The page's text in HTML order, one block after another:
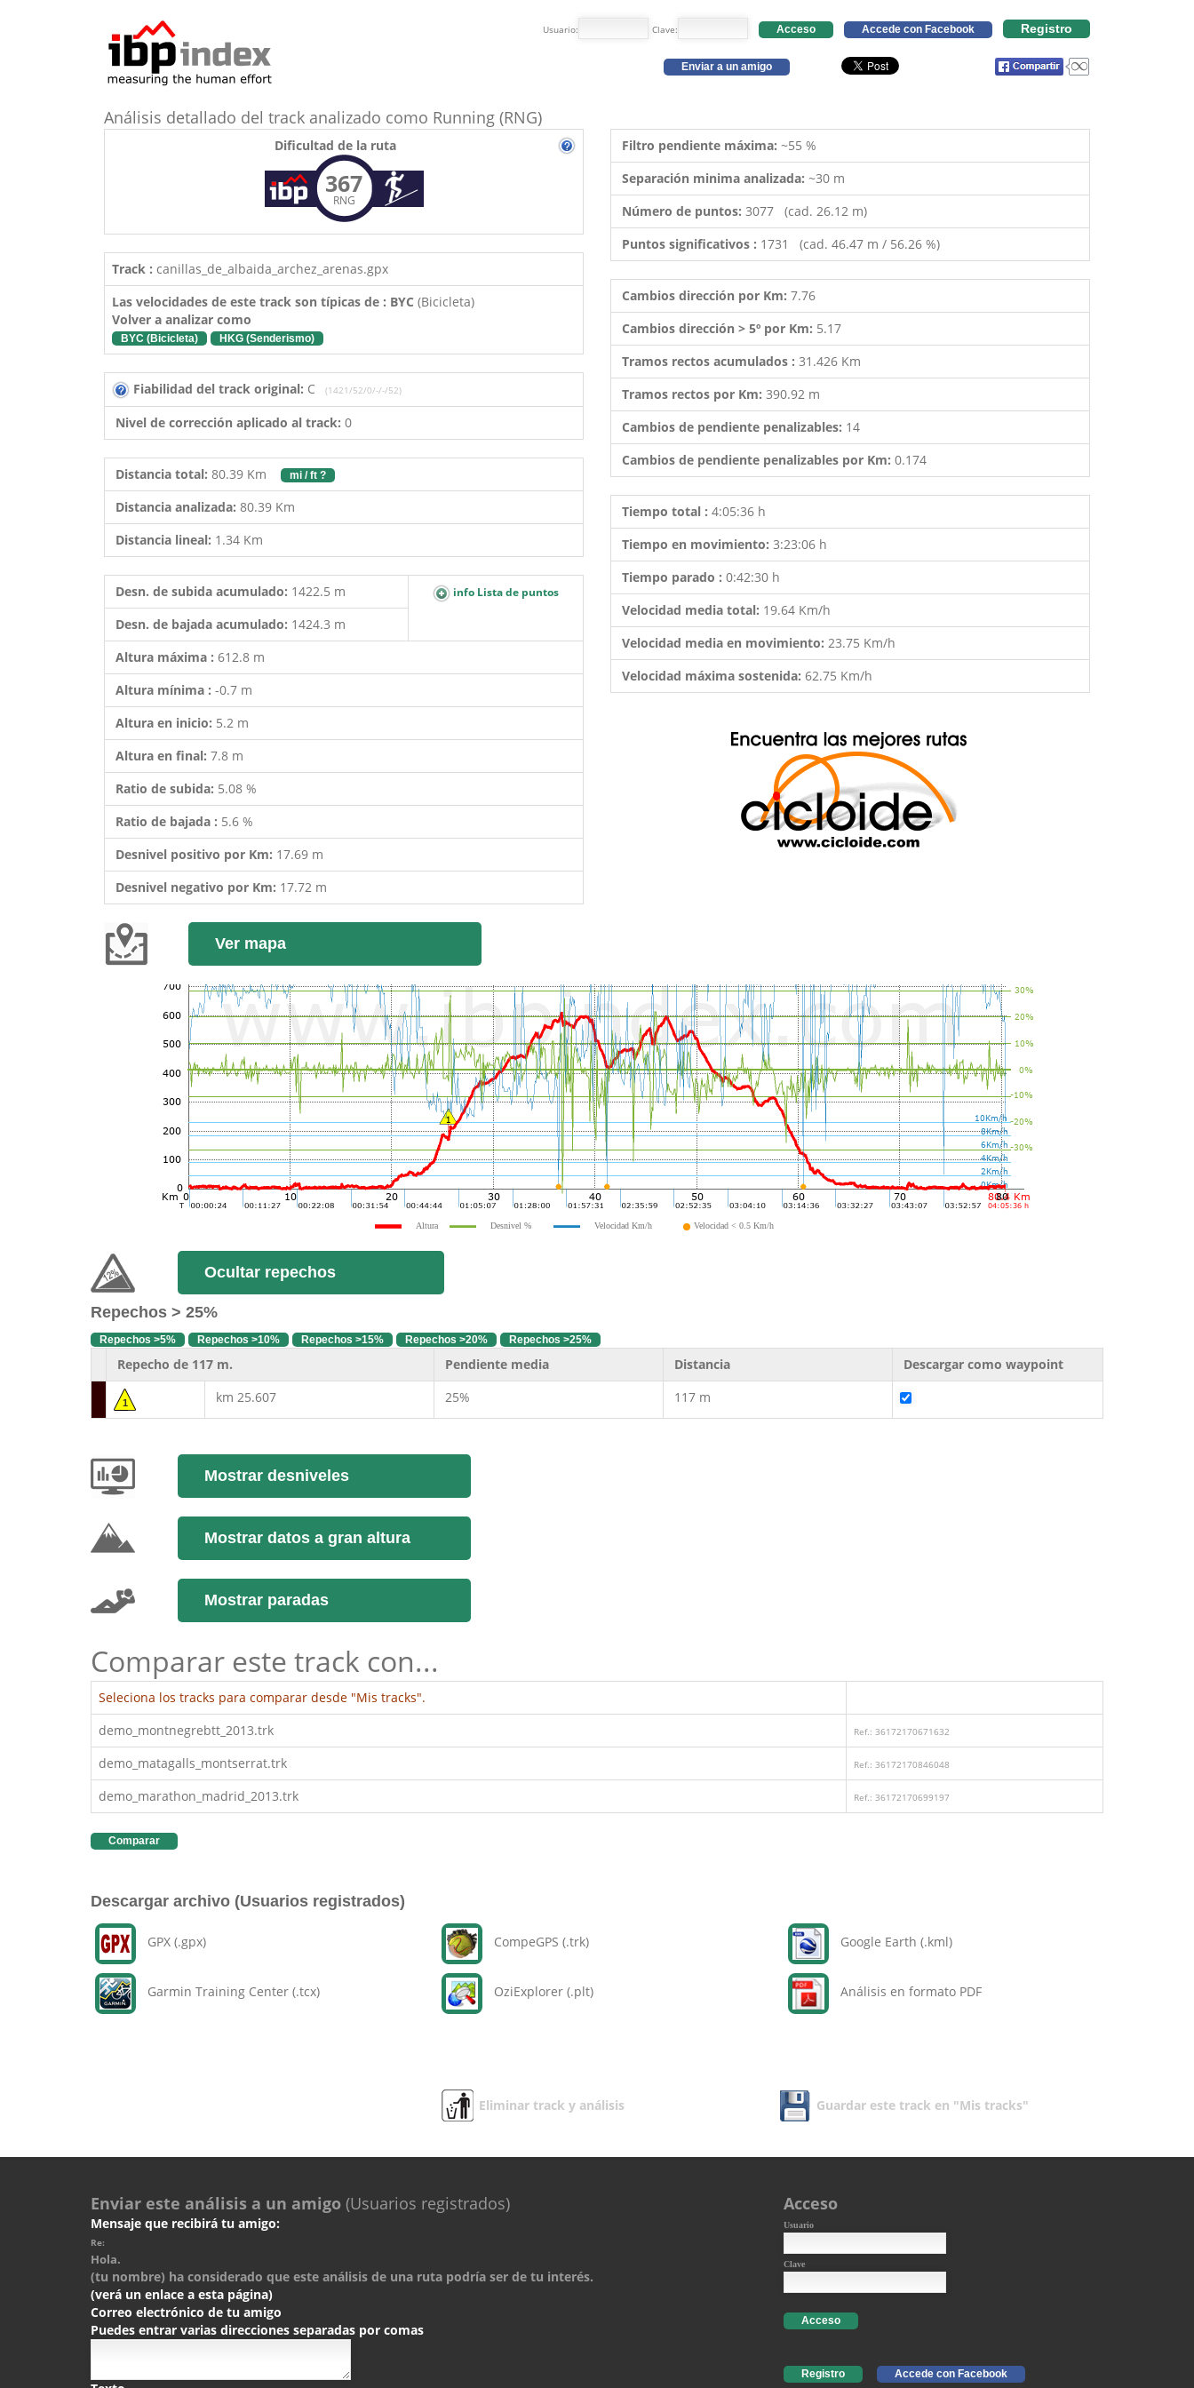
Usuario: Clave: Acceso Accede con Facebook Registro
Enviar a un amigo
Análisis detallado del track analizado como Running (RNG)
Dificultad de la ruta
367
RNG
Track : canillas_de_albaida_archez_arenas.gpx
Las velocidades de este track son típicas de : BYC (Bicicleta)
Volver a analizar como
BYC (Bicicleta) HKG (Senderismo)
Fiabilidad del track original: C (1421/52/0/-/-/52)
Nivel de corrección aplicado al track: 0
Distancia total: 80.39 Km mi / ft ?
Distancia analizada: 80.39 Km
Distancia lineal: 1.34 Km
Desn. de subida acumulado: 1422.5 m info Lista de puntos
Desn. de bajada acumulado: 1424.3 m
Altura máxima : 612.8 m
Altura mínima : -0.7 m
Altura en inicio: 5.2 m
Altura en final: 7.8 m
Ratio de subida: 5.08 %
Ratio de bajada : 5.6 %
Desnivel positivo por Km: 17.69 m
Desnivel negativo por Km: 17.72 m
Filtro pendiente máxima: ~55 %
Separación minima analizada: ~30 m
Número de puntos: 3077 (cad. 26.12 m)
Puntos significativos : 1731 (cad. 46.47 m / 56.26 %)
Cambios dirección por Km: 7.76
Cambios dirección > 5º por Km: 5.17
Tramos rectos acumulados : 31.426 Km
Tramos rectos por Km: 390.92 m
Cambios de pendiente penalizables: 14
Cambios de pendiente penalizables por Km: 0.174
Tiempo total : 4:05:36 h
Tiempo en movimiento: 3:23:06 h
Tiempo parado : 0:42:30 h
Velocidad media total: 19.64 Km/h
Velocidad media en movimiento: 23.75 Km/h
Velocidad máxima sostenida: 62.75 Km/h
Ver mapa
Altura Desnivel % Velocidad Km/h Velocidad < 0.5 Km/h
Ocultar repechos
Repechos > 25%
Repechos >5% Repechos >10% Repechos >15% Repechos >20% Repechos >25%
Repecho de 117 m. Pendiente media Distancia Descargar como waypoint
1 km 25.607 25% 117 m
Mostrar desniveles
Mostrar datos a gran altura
Mostrar paradas
Comparar este track con...
Seleciona los tracks para comparar desde "Mis tracks".
demo_montnegrebtt_2013.trk
Ref.: 36172170671632
demo_matagalls_montserrat.trk Ref.: 36172170846048
demo_marathon_madrid_2013.trk Ref.: 36172170699197
Comparar
Descargar archivo (Usuarios registrados)
GPX (.gpx)
Garmin Training Center (.tcx)
CompeGPS (.trk)
OziExplorer (.plt)
Google Earth (.kml)
Análisis en formato PDF
Eliminar track y análisis Guardar este track en "Mis tracks"
Enviar este análisis a un amigo (Usuarios registrados)
Mensaje que recibirá tu amigo:
Re:
Hola.
(tu nombre) ha considerado que este análisis de una ruta podría ser de tu interés.
(verá un enlace a esta página)
Correo electrónico de tu amigo
Puedes entrar varias direcciones separadas por comas
Acceso
Usuario
Clave
Acceso
Registro Accede con Facebook